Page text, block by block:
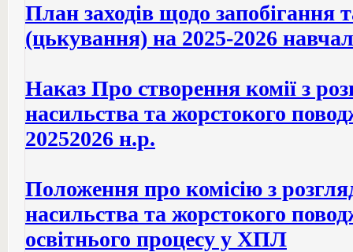
План заходів щодо запобігання
(цькування) на 2025-2026
Наказ Про створення комії з
насильства та жорстокого
20252026 н.р.
Положення про комісію з
насильства та жорстокого
освітнього процесу у ХПЛ